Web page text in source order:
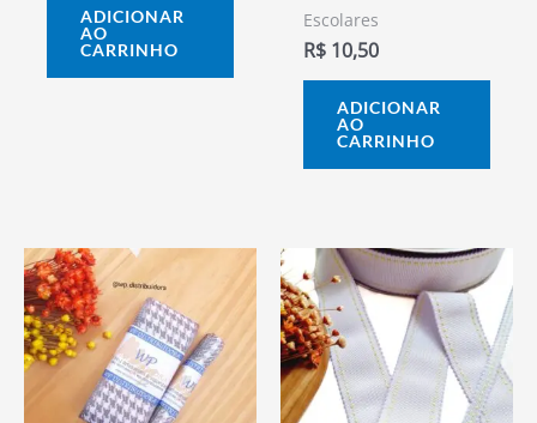
ADICIONAR
AO
CARRINHO
Escolares
R$ 10,50
ADICIONAR
AO
CARRINHO
Este
produto
tem
várias
variantes.
Faixa
De
Preço:
R$ 6,00
Através
R$ 10,00
Este
tem